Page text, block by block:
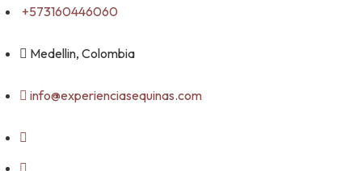
Skip
content
+573160446060
Medellin, Colombia
info@experienciasequinas.com